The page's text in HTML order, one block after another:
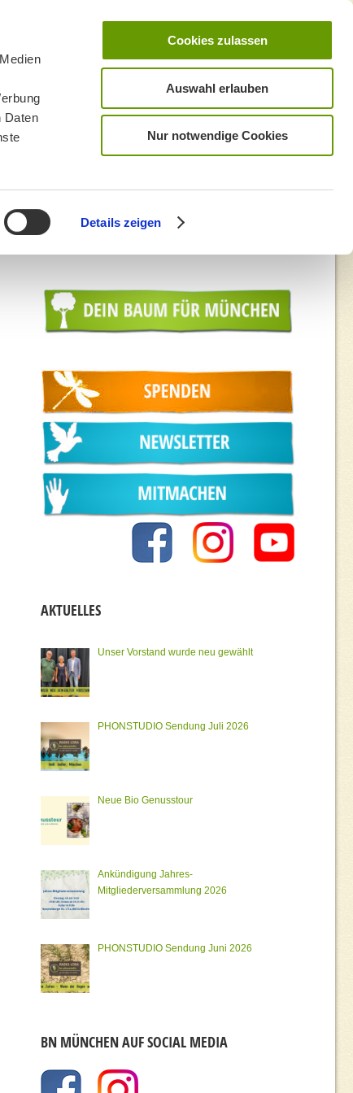
Daten
Details zeigen
Cookies zulassen
Auswahl erlauben
Nur notwendige Cookies
AKTUELLES
Unser Vorstand wurde neu gewählt
PHONSTUDIO Sendung Juli 2026
Neue Bio Genusstour
Ankündigung Jahres-
Mitgliederversammlung 2026
PHONSTUDIO Sendung Juni 2026
BN MÜNCHEN AUF SOCIAL MEDIA